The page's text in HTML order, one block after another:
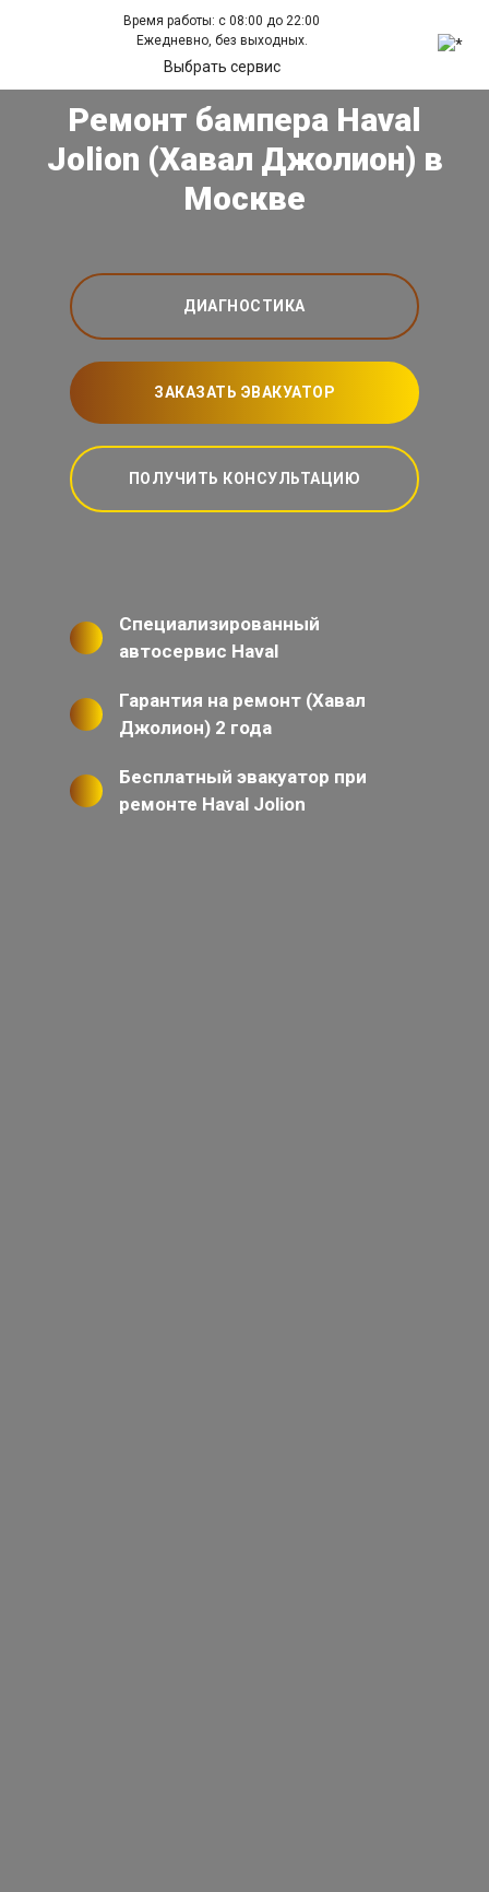
Время работы: с 08:00 до 22:00
Ежедневно, без выходных.
Выбрать сервис
Ремонт бампера Haval
Jolion (Хавал Джолион) в
Москве
ДИАГНОСТИКА
ЗАКАЗАТЬ ЭВАКУАТОР
ПОЛУЧИТЬ КОНСУЛЬТАЦИЮ
Специализированный
автосервис Haval
Гарантия на ремонт (Хавал
Джолион) 2 года
Бесплатный эвакуатор при
ремонте Haval Jolion